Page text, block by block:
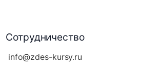
Сотрудничество
info@zdes-kursy.ru